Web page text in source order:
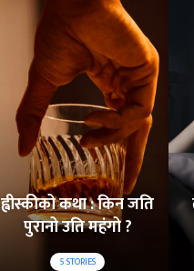
ह्वीस्कीको कथा : किन जति
पुरानो उति महंगो ?
5STORIES